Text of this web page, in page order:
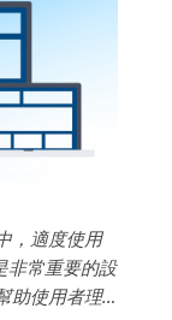
，適度使用
非常重要的設
助使用者理